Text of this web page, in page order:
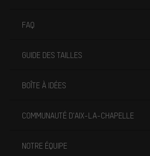
FAQ
GUIDE DES TAILLES
BOÎTE À IDÉES
COMMUNAUTÉ D'AIX-LA-CHAPELLE
NOTRE ÉQUIPE